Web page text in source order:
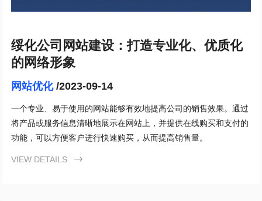
绥化公司网站建设：打造专业化、优质化
的网络形象
网站优化 /2023-09-14
一个专业、易于使用的网站能够有效地提高公司的销售效果。通过
将产品或服务信息清晰地展示在网站上，并提供在线购买和支付的
功能，可以方便客户进行快速购买，从而提高销售量。
VIEW DETAILS 